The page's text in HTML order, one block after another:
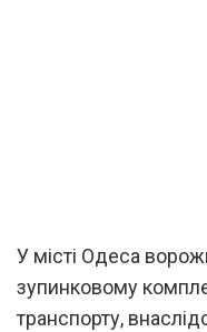
У місті Одеса
зупинковому
транспорту,